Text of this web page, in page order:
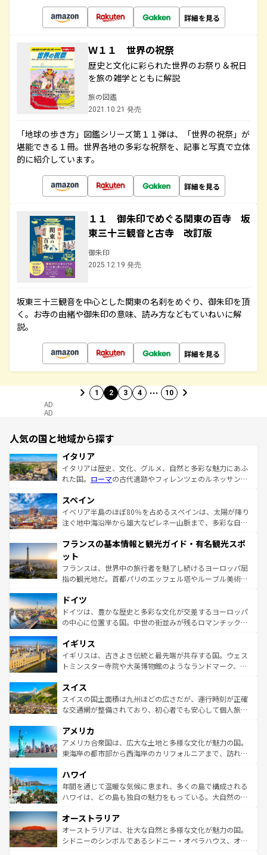
詳細を見る
Ｗ１１ 世界の祝祭
歴史と文化に彩られた世界のお祭り＆祝日
を旅の雑学とともに解説
旅の図鑑
2021.10.21 発売
「地球の歩き方」図鑑シリーズ第１１弾は、「世界の祝祭」が
堪能できる１冊。世界各地の多彩な祝祭を、記事と写真で立体
的に紹介しています。
詳細を見る
１１ 御朱印でめぐる関東の百寺 坂
東三十三観音と古寺 改訂版
御朱印
2025.12.19 発売
坂東三十三観音を中心とした関東の名刹をめぐり、御朱印を頂
く。お寺の由緒や御朱印の意味、読み方などもていねいに解
説。
詳細を見る
1 2 3 4 … 10
AD
AD
人気の国と地域から探す
イタリア
イタリアは歴史、文化、グルメ、自然と多彩な魅力にあふ
れた国。 ローマの古代遺跡やフィレンツェのルネッサンス
ろん、トスカーナの美しい田園風景やアマルフィ海岸の絶
景など、自然景観も見逃せない。観光の合間には、本場の
ピザやパスタなど、絶品のイタリア料理を堪能することも
ませてくれるイタリアで、忘れられない旅をしてみよう！
なお、新着のイタリア情報は
しい。
スペイン
イベリア半島のほぼ80％を占めるスペインは、太陽が降り
注ぐ地中海沿岸から雄大なピレネー山脈まで、多彩な自然
文化が根付くこの国では、情熱的なフラメンコ、熱気あふ
れる闘牛、そして美味しいタパスが生活の一部となってい
る。首都マドリードの洗練された雰囲気や、バルセロナの
アートに溢れた街角から、地方では古代ローマ遺跡や中世
せる。地方によって風土や気候が異なるスペインはその個
性で訪れる人を魅了する。 なお、新着のスペイン情報は コ
ンテンツ一覧を参照してほしい。
フランスの基本情報と観光ガイド・有名観光スポ
ット
フランスは、世界中の旅行者を魅了し続けるヨーロッパ屈
指の観光地だ。首都パリのエッフェル塔やルーブル美術館
で、幅広い魅力が詰まっている。華麗な宮殿、歴史的な大
聖堂、美しいビーチ、そして豊かな自然が、訪れる者を心
から魅了する。また、フランスは美食の国としても知ら
いる。シャンパンの発祥地であるランス、プロヴァンスの
香り高いラベンダー畑など、多彩な楽しみ方が可能だ。さ
らに、パリ以外の地域にも魅力が溢れており、どの街角に
れる地方に足を運ぶとそれぞれで全く異なる文化を体験で
きるだろう。 なお、新着のフランス情報はコンテンツ一覧
を参照してほしい。
ドイツ
ドイツは、豊かな歴史と多彩な文化が交差するヨーロッパ
の中心に位置する国。中世の街並みが残るロマンチック街
顔を持つこの国は、どこを歩いても飽きることがない。ベ
ルリンの文化的活気、バイエルン州のアルプスの絶景、そ
してライン川沿いのワイン畑といった風景は必見。ビール
は、お酒好きな人にはぜひ体験してほしい。 なお、新着の
ドイツ情報はコンテンツ一覧を参照してほしい。
イギリス
イギリスは、古きよき伝統と最先端が共存する国。ウェス
トミンスター寺院や大英博物館のようなランドマーク、歴
リアごとに異なる魅力がある。また、優雅なアフタヌーン
ティー、ビール好きにはたまらない英国パブ、サッカー観
戦など、本場だからこそできる体験も豊富。イギリスを旅
ンツ一覧を参照してほしい。
スイス
スイスの国土面積は九州ほどの広さだが、運行時刻が正確
な交通網が整備されており、初心者でも安心して個人旅行
の建物がそのまま残る町や、スイスならではのユニークな
博物館もあり、アルプス観光だけでなく町歩きも満喫する
ことができる。国民の所得が高いため物価も高いが、旅行
ば市内交通費無料で観光を楽しむこともできる。 なお、新
着のスイス情報はコンテンツ一覧 を参照してほしい。
アメリカ
アメリカ合衆国は、広大な土地と多様な文化が魅力の国。
東海岸の都市部から西海岸のカリフォルニアまで、訪れる
のような巨大都市は、観光、ショッピング、エンターテイ
ンメントが詰まった刺激的なスポットだ。一方、アメリカ
西部には大自然が広がり、グランドキャニオンやイエロー
部のニューオーリンズでは、音楽と美食が融合した独特の
文化が魅力。旅行者はアメリカの各地域で異なる魅力を楽
しみながら、その多様性と豊かな歴史を感じることができ
ハワイ
年間を通じて温暖な気候に恵まれ、多くの島で構成される
ハワイは、どの島も独自の魅力をもっている。大自然の神
ワイ島は見逃せない。また、定番の観光地といえばオアフ
島だが、静かな自然を求めるならマウイ島やカウアイ島が
おすすめ。エメラルドグリーンに輝く海をはじめ、豊かな
オーストラリア
オーストラリアは、壮大な自然と多様な文化が魅力の国。
シドニーのシンボルであるシドニー・オペラハウス、オー